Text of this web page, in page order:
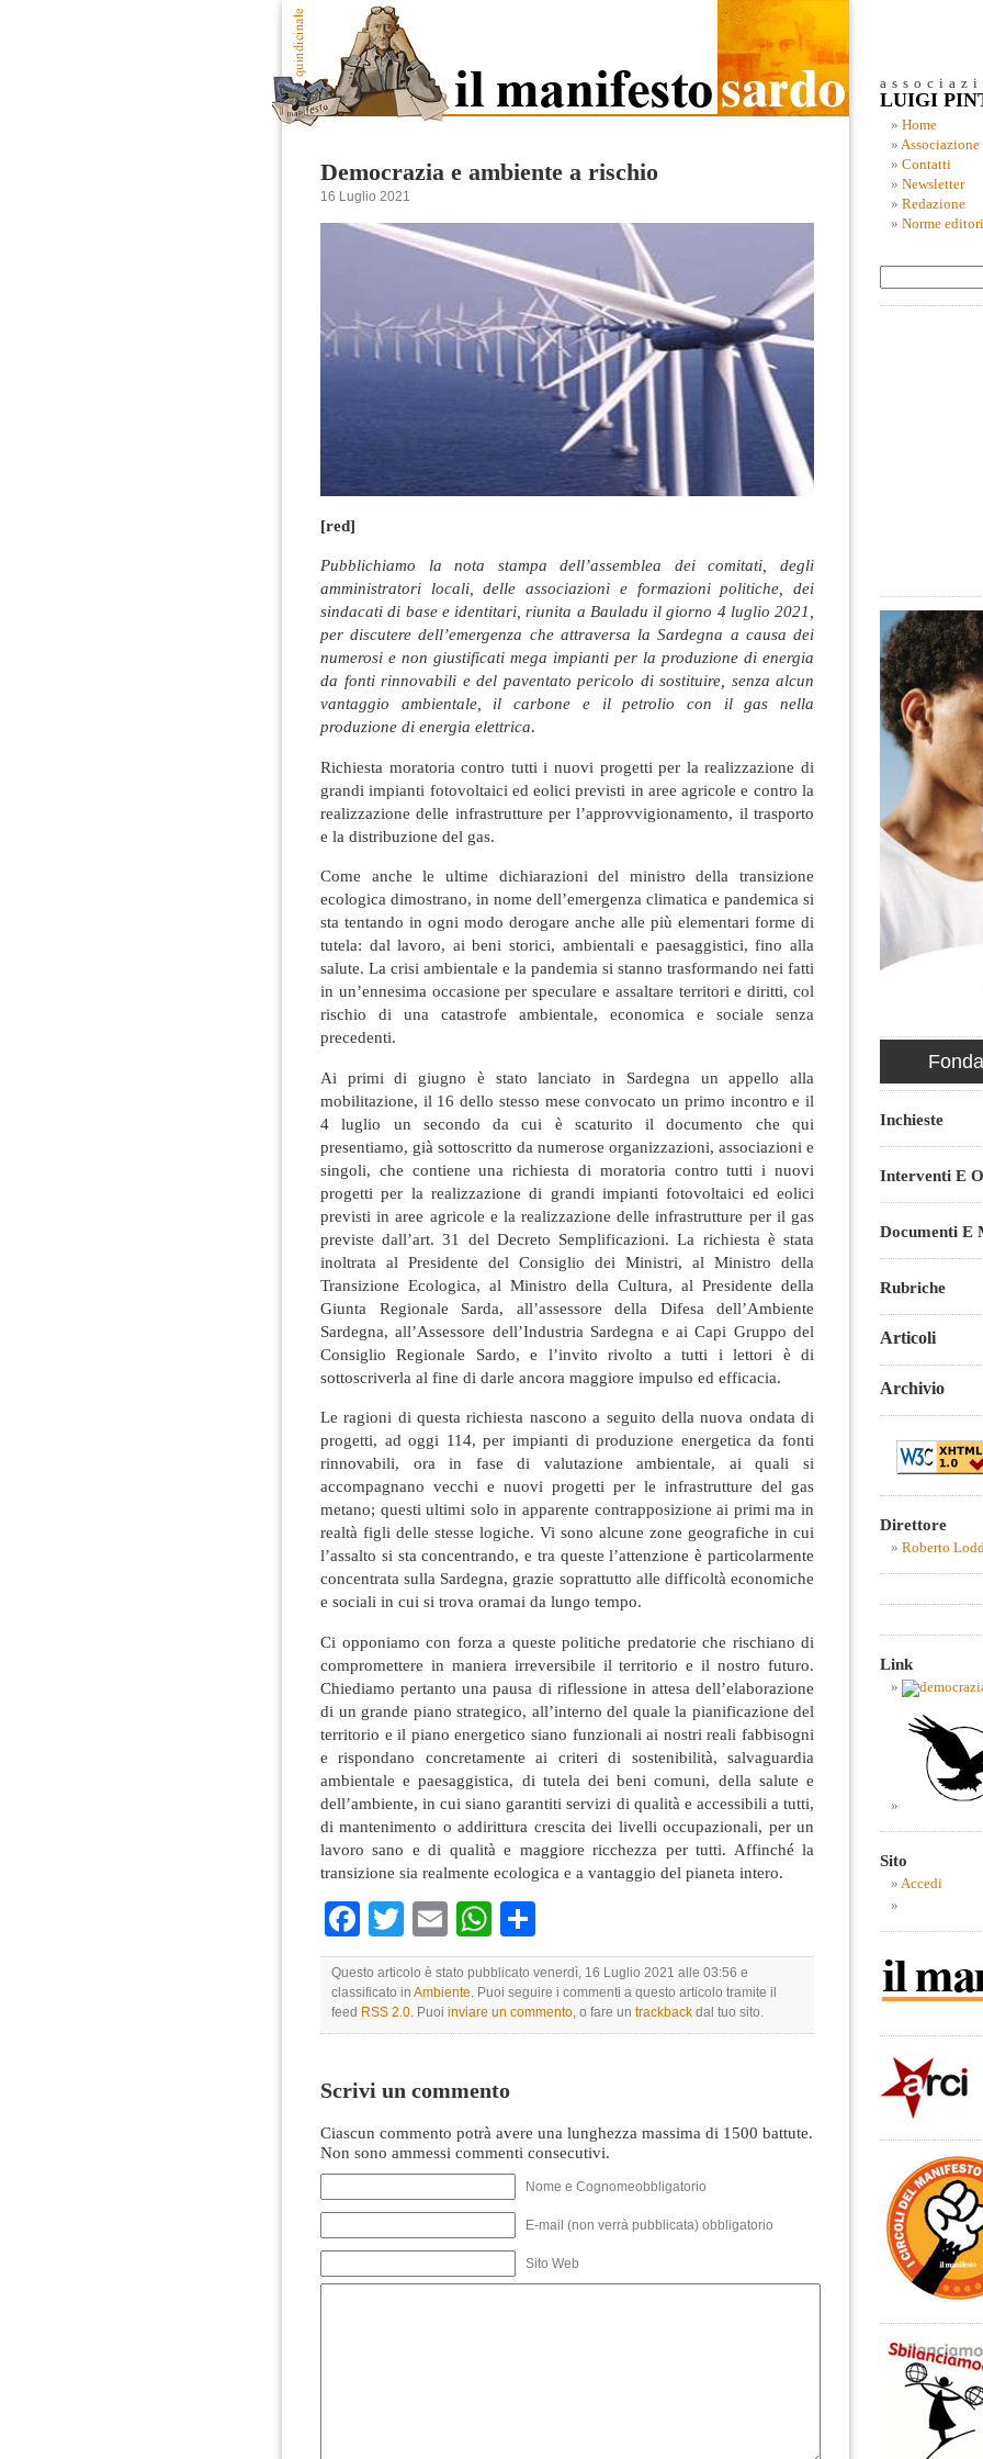
Democrazia e ambiente a rischio
16 Luglio 2021
[red]
Pubblichiamo la nota stampa dell’assemblea dei comitati, degli
amministratori locali, delle associazioni e formazioni politiche, dei
sindacati di base e identitari, riunita a Bauladu il giorno 4 luglio 2021,
per discutere dell’emergenza che attraversa la Sardegna a causa dei
numerosi e non giustificati mega impianti per la produzione di energia
da fonti rinnovabili e del paventato pericolo di sostituire, senza alcun
vantaggio ambientale, il carbone e il petrolio con il gas nella
produzione di energia elettrica.
Richiesta moratoria contro tutti i nuovi progetti per la realizzazione di
grandi impianti fotovoltaici ed eolici previsti in aree agricole e contro la
realizzazione delle infrastrutture per l’approvvigionamento, il trasporto
e la distribuzione del gas.
Come anche le ultime dichiarazioni del ministro della transizione
ecologica dimostrano, in nome dell’emergenza climatica e pandemica si
sta tentando in ogni modo derogare anche alle più elementari forme di
tutela: dal lavoro, ai beni storici, ambientali e paesaggistici, fino alla
salute. La crisi ambientale e la pandemia si stanno trasformando nei fatti
in un’ennesima occasione per speculare e assaltare territori e diritti, col
rischio di una catastrofe ambientale, economica e sociale senza
precedenti.
Ai primi di giugno è stato lanciato in Sardegna un appello alla
mobilitazione, il 16 dello stesso mese convocato un primo incontro e il
4 luglio un secondo da cui è scaturito il documento che qui
presentiamo, già sottoscritto da numerose organizzazioni, associazioni e
singoli, che contiene una richiesta di moratoria contro tutti i nuovi
progetti per la realizzazione di grandi impianti fotovoltaici ed eolici
previsti in aree agricole e la realizzazione delle infrastrutture per il gas
previste dall’art. 31 del Decreto Semplificazioni. La richiesta è stata
inoltrata al Presidente del Consiglio dei Ministri, al Ministro della
Transizione Ecologica, al Ministro della Cultura, al Presidente della
Giunta Regionale Sarda, all’assessore della Difesa dell’Ambiente
Sardegna, all’Assessore dell’Industria Sardegna e ai Capi Gruppo del
Consiglio Regionale Sardo, e l’invito rivolto a tutti i lettori è di
sottoscriverla al fine di darle ancora maggiore impulso ed efficacia.
Le ragioni di questa richiesta nascono a seguito della nuova ondata di
progetti, ad oggi 114, per impianti di produzione energetica da fonti
rinnovabili, ora in fase di valutazione ambientale, ai quali si
accompagnano vecchi e nuovi progetti per le infrastrutture del gas
metano; questi ultimi solo in apparente contrapposizione ai primi ma in
realtà figli delle stesse logiche. Vi sono alcune zone geografiche in cui
l’assalto si sta concentrando, e tra queste l’attenzione è particolarmente
concentrata sulla Sardegna, grazie soprattutto alle difficoltà economiche
e sociali in cui si trova oramai da lungo tempo.
Ci opponiamo con forza a queste politiche predatorie che rischiano di
compromettere in maniera irreversibile il territorio e il nostro futuro.
Chiediamo pertanto una pausa di riflessione in attesa dell’elaborazione
di un grande piano strategico, all’interno del quale la pianificazione del
territorio e il piano energetico siano funzionali ai nostri reali fabbisogni
e rispondano concretamente ai criteri di sostenibilità, salvaguardia
ambientale e paesaggistica, di tutela dei beni comuni, della salute e
dell’ambiente, in cui siano garantiti servizi di qualità e accessibili a tutti,
di mantenimento o addirittura crescita dei livelli occupazionali, per un
lavoro sano e di qualità e maggiore ricchezza per tutti. Affinché la
transizione sia realmente ecologica e a vantaggio del pianeta intero.
Facebook
TwitterEmailWhatsApp
Questo articolo è stato pubblicato venerdì, 16 Luglio 2021 alle 03:56 e
classificato in Ambiente . Puoi seguire i commenti a questo articolo tramite il
feed RSS 2.0 . Puoi inviare un commento , o fare un trackback dal tuo sito.
Scrivi un commento
Ciascun commento potrà avere una lunghezza massima di 1500 battute.
Non sono ammessi commenti consecutivi.
Nome e Cognomeobbligatorio
E-mail (non verrà pubblicata) obbligatorio
Sito Web
LUIGI
Home
Associazione
Contatti
Newsletter
Redazione
Norme
Inchieste
Interventi E
Documenti E
Rubriche
Articoli
Archivio
Direttore
Roberto
Link
Sito
Accedi